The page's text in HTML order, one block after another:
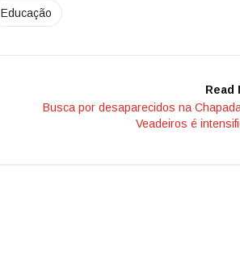
Educação
Read
Busca por desaparecidos na
Veadeiros é